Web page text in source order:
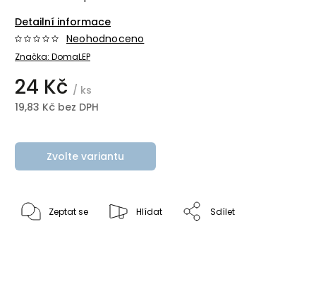
Detailní informace
Značka: DomaLEP
Neohodnoceno
24 Kč / ks
19,83 Kč bez DPH
Zvolte variantu
Zeptat se Hlídat Sdílet